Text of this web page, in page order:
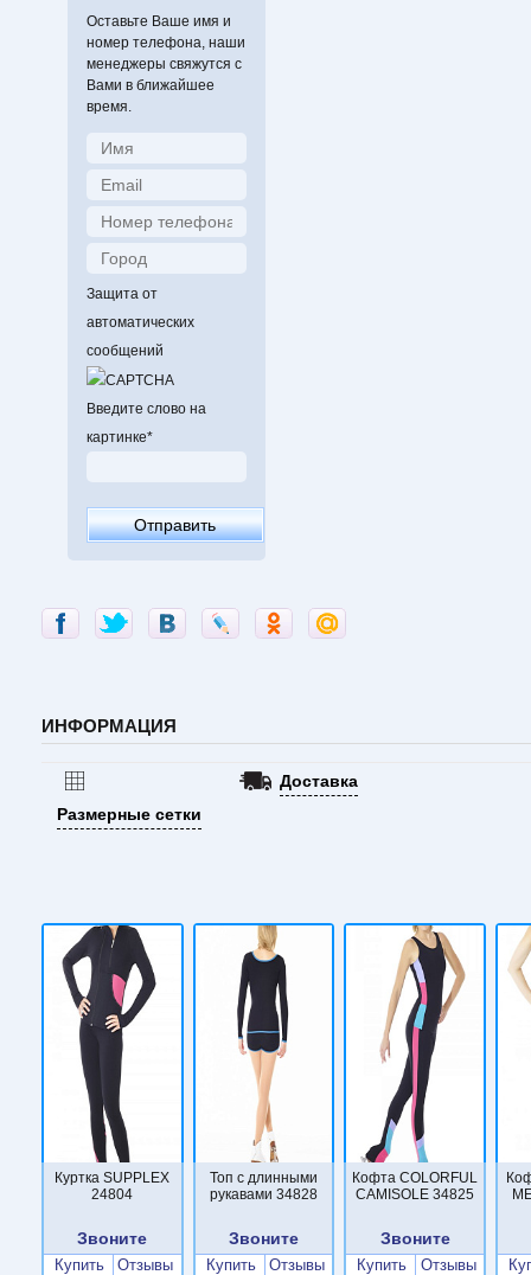
Оставьте Ваше имя и
номер телефона, наши
менеджеры свяжутся с
Вами в ближайшее
время.
Защита от
автоматических
сообщений
Введите слово на
картинке*
ИНФОРМАЦИЯ
Размерные сетки
Доставка
Куртка SUPPLEX
24804
Звоните
Купить Отзывы
Топ с длинными
рукавами 34828
Звоните
Купить Отзывы
Кофта COLORFUL
CAMISOLE 34825
Звоните
Купить Отзывы